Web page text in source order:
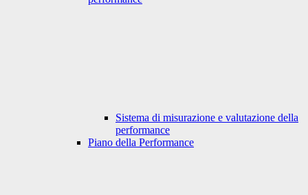
Sistema di misurazione e valutazione della
performance
Piano della Performance